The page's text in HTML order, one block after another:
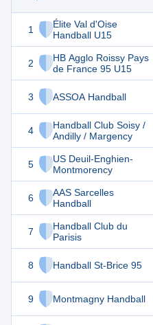
1
Élite Val d'Oise
Handball U15
2
HB Agglo Roissy Pays
de France 95 U15
3 ASSOA Handball
4
Handball Club Soisy /
Andilly / Margency
5
US Deuil-Enghien-
Montmorency
6
AAS Sarcelles
Handball
7
Handball Club du
Parisis
8 Handball St-Brice 95
9 Montmagny Handball
3 1
3
3
3
3
3
1 1